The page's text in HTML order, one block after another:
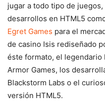
jugar a todo tipo de
desarrollos en HTML5
Egret Games para el
de casino Isis rediseñado
éste formato, el
Armor Games, los
Blackstorm Labs o el
versión HTML5.